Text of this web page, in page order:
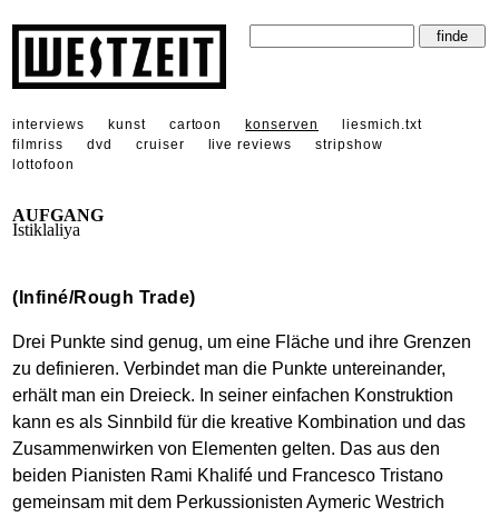
interviews kunst cartoon konserven
liesmich.txt
filmriss
dvd cruiser live reviews
stripshow
lottofoon
AUFGANG
Istiklaliya
(Infiné/Rough Trade)
Drei Punkte sind genug, um eine Fläche und ihre Grenzen
zu definieren. Verbindet man die Punkte untereinander,
erhält man ein Dreieck. In seiner einfachen Konstruktion
kann es als Sinnbild für die kreative Kombination und das
Zusammenwirken von Elementen gelten. Das aus den
beiden Pianisten Rami Khalifé und Francesco Tristano
gemeinsam mit dem Perkussionisten Aymeric Westrich